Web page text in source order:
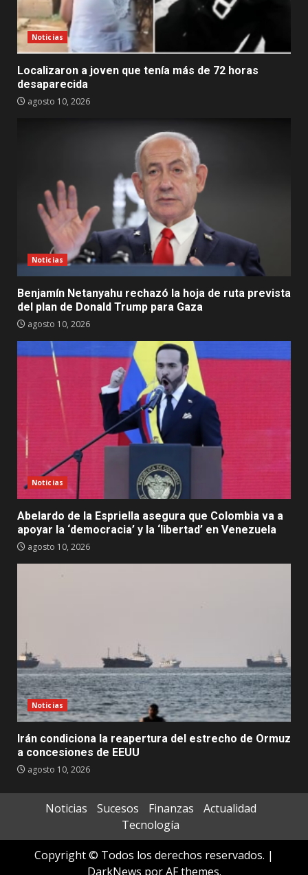
Noticias
Localizaron a joven que tenía más de 72 horas
desaparecida
agosto 10, 2026
Noticias
Benjamín Netanyahu rechazó la hoja de ruta prevista
del plan de Donald Trump para Gaza
agosto 10, 2026
Noticias
Abelardo de la Espriella asegura que Colombia va a
apoyar la ‘democracia’ y la ‘libertad’ en Venezuela
agosto 10, 2026
Noticias
Irán condiciona la reapertura del estrecho de Ormuz
a concesiones de EEUU
agosto 10, 2026
Noticias Sucesos Finanzas
Actualidad
Tecnología
Copyright © Todos los derechos reservados. |
DarkNews por AF themes.